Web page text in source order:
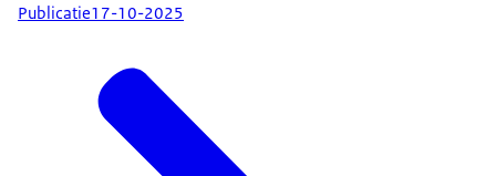
Publicatie17-10-2025